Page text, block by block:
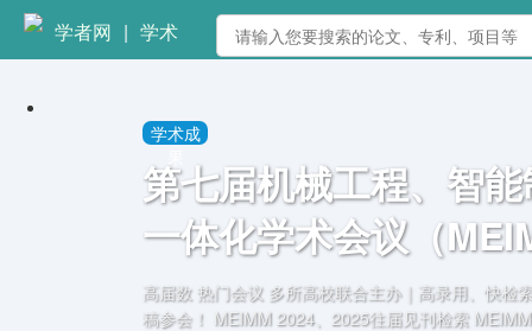
学者网 | 学术
学术成
第七届机械工程、智
一体化学术会议（
高届数 热门会议 多所高校联合主办｜高录用、快检索！学生投稿优惠，欢迎投
稿参会！ MEIMM 2024、2025往届见刊检索 MEIMM 2024 MEIMM 2025 【重